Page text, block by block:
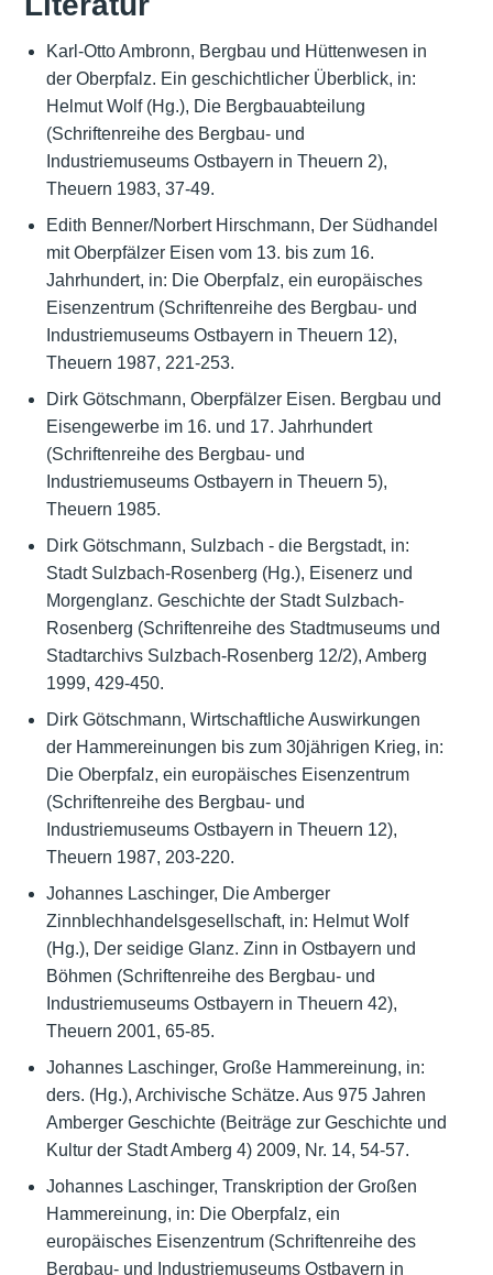
Karl-Otto Ambronn, Bergbau und Hüttenwesen in
der Oberpfalz. Ein geschichtlicher Überblick, in:
Helmut Wolf (Hg.), Die Bergbauabteilung
(Schriftenreihe des Bergbau- und
Industriemuseums Ostbayern in Theuern 2),
Theuern 1983, 37-49.
Edith Benner/Norbert Hirschmann, Der Südhandel
mit Oberpfälzer Eisen vom 13. bis zum 16.
Jahrhundert, in: Die Oberpfalz, ein europäisches
Eisenzentrum (Schriftenreihe des Bergbau- und
Industriemuseums Ostbayern in Theuern 12),
Theuern 1987, 221-253.
Dirk Götschmann, Oberpfälzer Eisen. Bergbau und
Eisengewerbe im 16. und 17. Jahrhundert
(Schriftenreihe des Bergbau- und
Industriemuseums Ostbayern in Theuern 5),
Theuern 1985.
Dirk Götschmann, Sulzbach - die Bergstadt, in:
Stadt Sulzbach-Rosenberg (Hg.), Eisenerz und
Morgenglanz. Geschichte der Stadt Sulzbach-
Rosenberg (Schriftenreihe des Stadtmuseums und
Stadtarchivs Sulzbach-Rosenberg 12/2), Amberg
1999, 429-450.
Dirk Götschmann, Wirtschaftliche Auswirkungen
der Hammereinungen bis zum 30jährigen Krieg, in:
Die Oberpfalz, ein europäisches Eisenzentrum
(Schriftenreihe des Bergbau- und
Industriemuseums Ostbayern in Theuern 12),
Theuern 1987, 203-220.
Johannes Laschinger, Die Amberger
Zinnblechhandelsgesellschaft, in: Helmut Wolf
(Hg.), Der seidige Glanz. Zinn in Ostbayern und
Böhmen (Schriftenreihe des Bergbau- und
Industriemuseums Ostbayern in Theuern 42),
Theuern 2001, 65-85.
Johannes Laschinger, Große Hammereinung, in:
ders. (Hg.), Archivische Schätze. Aus 975 Jahren
Amberger Geschichte (Beiträge zur Geschichte und
Kultur der Stadt Amberg 4) 2009, Nr. 14, 54-57.
Johannes Laschinger, Transkription der Großen
Hammereinung, in: Die Oberpfalz, ein
europäisches Eisenzentrum (Schriftenreihe des
Bergbau- und Industriemuseums Ostbayern in